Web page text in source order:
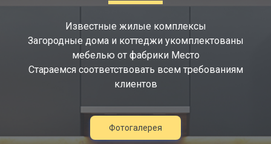
Известные жилые комплексы
Загородные дома и коттеджи укомплектованы
мебелью от фабрики Место
Стараемся соответствовать всем требованиям
клиентов
Фотогалерея